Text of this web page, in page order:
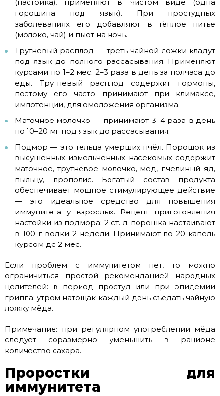
(настойка), применяют в чистом виде (одна
горошина под язык). При простудных
заболеваниях его добавляют в тёплое питье
(молоко, чай) и пьют на ночь.
Трутневый расплод — треть чайной ложки кладут
под язык до полного рассасывания. Применяют
курсами по 1–2 мес. 2–3 раза в день за полчаса до
еды. Трутневый расплод содержит гормоны,
поэтому его часто принимают при климаксе,
импотенции, для омоложения организма.
Маточное молочко — принимают 3–4 раза в день
по 10–20 мг под язык до рассасывания;
Подмор — это тельца умерших пчёл. Порошок из
высушенных измельченных насекомых содержит
маточное, трутневое молочко, мёд, пчелиный яд,
пыльцу, прополис. Богатый состав продукта
обеспечивает мощное стимулирующее действие
— это идеальное средство для повышения
иммунитета у взрослых. Рецепт приготовления
настойки из подмора: 2 ст. л. порошка настаивают
в 100 г водки 2 недели. Принимают по 20 капель
курсом до 2 мес.
Если проблем с иммунитетом нет, то можно
ограничиться простой рекомендацией народных
целителей: в период простуд или при эпидемии
гриппа: утром натощак каждый день съедать чайную
ложку мёда.
Примечание: при регулярном употреблении мёда
следует соразмерно уменьшить в рационе
количество сахара.
Проростки для
иммунитета